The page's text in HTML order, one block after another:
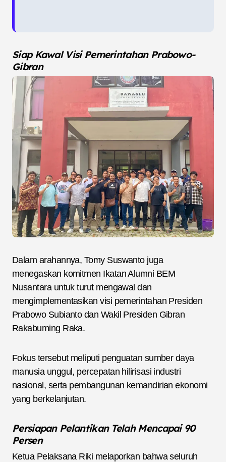
Siap Kawal Visi Pemerintahan Prabowo-
Gibran
Dalam arahannya, Tomy Suswanto juga
menegaskan komitmen Ikatan Alumni BEM
Nusantara untuk turut mengawal dan
mengimplementasikan visi pemerintahan Presiden
Prabowo Subianto dan Wakil Presiden Gibran
Rakabuming Raka.
Fokus tersebut meliputi penguatan sumber daya
manusia unggul, percepatan hilirisasi industri
nasional, serta pembangunan kemandirian ekonomi
yang berkelanjutan.
Persiapan Pelantikan Telah Mencapai 90
Persen
Ketua Pelaksana Riki melaporkan bahwa seluruh